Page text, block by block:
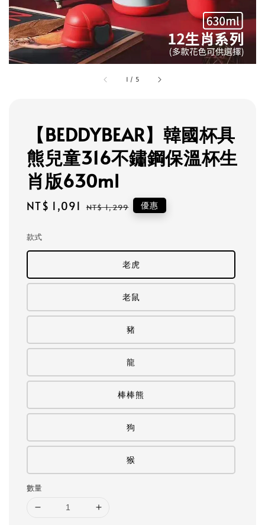
1 / 5
【BEDDYBEAR】韓國杯具
熊兒童316不鏽鋼保溫杯生
肖版630ml
Sale
NT$ 1,091 Regular
NT$ 1,299 優惠
款式
老虎
老鼠
豬
龍
棒棒熊
狗
猴
數量